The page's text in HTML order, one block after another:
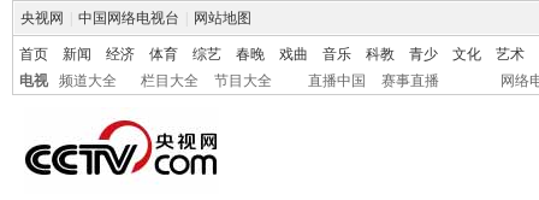
央视网 中国网络电视台 网站地图
首页 新闻 经济 体育 综艺 春晚 戏曲 音乐 科教 青少 文化
艺术
电视
频道大全 栏目大全 节目大全 直播中国 赛事直播 网络